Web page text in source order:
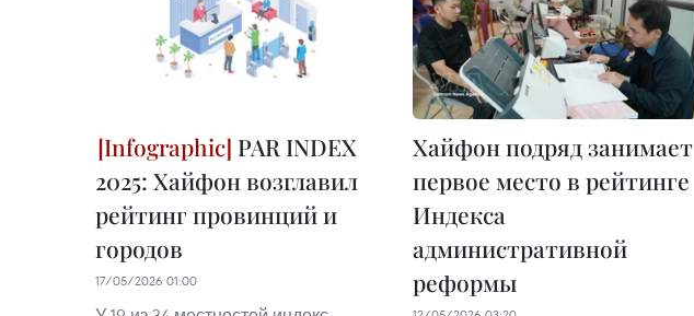
PAR INDEX
2025: Хайфон возглавил
рейтинг провинций и
городов
17/05/2026 01:00
Хайфон подряд занимает
первое место в рейтинге
Индекса
административной
реформы